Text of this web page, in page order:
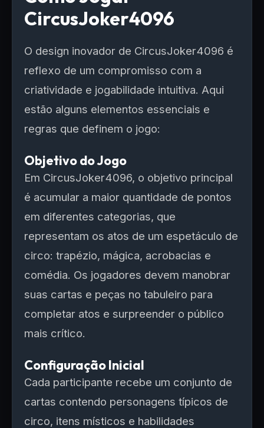
CircusJoker4096
O design inovador de CircusJoker4096 é
reflexo de um compromisso com a
criatividade e jogabilidade intuitiva. Aqui
estão alguns elementos essenciais e
regras que definem o jogo:
Objetivo do Jogo
Em CircusJoker4096, o objetivo principal
é acumular a maior quantidade de pontos
em diferentes categorias, que
representam os atos de um espetáculo de
circo: trapézio, mágica, acrobacias e
comédia. Os jogadores devem manobrar
suas cartas e peças no tabuleiro para
completar atos e surpreender o público
mais crítico.
Configuração Inicial
Cada participante recebe um conjunto de
cartas contendo personagens típicos de
circo, itens místicos e habilidades